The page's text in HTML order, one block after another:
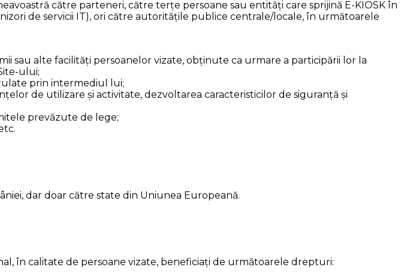
către parteneri, către terțe persoane sau entități care sprijină E-KIOSK în
de servicii IT), ori către autoritățile publice centrale/locale, în următoarele
sau alte facilități persoanelor vizate, obținute ca urmare a participării lor la
ului;
prin intermediul lui;
de utilizare și activitate, dezvoltarea caracteristicilor de siguranță și
prevăzute de lege;
dar doar către state din Uniunea Europeană.
în calitate de persoane vizate, beneficiați de următoarele drepturi: